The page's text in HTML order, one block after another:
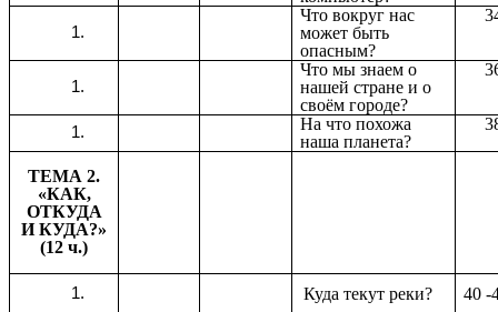
Что вокруг нас
может быть
опасным?
Что мы знаем о
нашей стране и о
своём городе?
На что похожа
наша планета?
ТЕМА 2.
«КАК,
ОТКУДА
И КУДА?»
(12 ч.)
Куда текут реки?
40 -